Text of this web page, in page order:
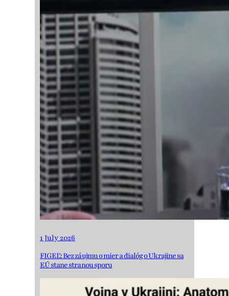
1 July 2026
FIGEĽ: Bez záujmu o mier a dialóg o Ukrajine sa
EÚ stane stranou sporu